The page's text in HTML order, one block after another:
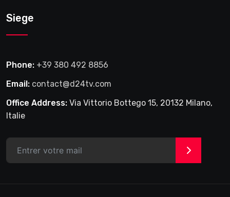
Siege
Phone: +39 380 492 8856
Email: contact@d24tv.com
Office Address: Via Vittorio Bottego 15, 20132 Milano,
Italie
>